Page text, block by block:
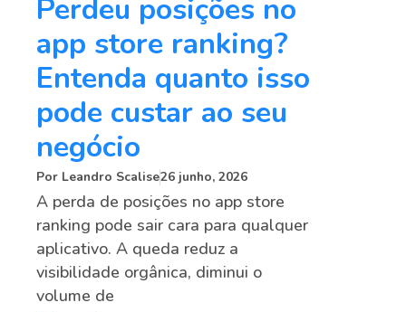
Perdeu posições no
app store ranking?
Entenda quanto isso
pode custar ao seu
negócio
Por Leandro Scalise26 junho, 2026
A perda de posições no app store
ranking pode sair cara para qualquer
aplicativo. A queda reduz a
visibilidade orgânica, diminui o
volume de